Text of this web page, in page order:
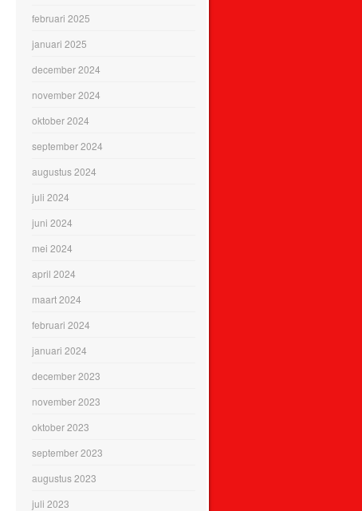
februari 2025
januari 2025
december 2024
november 2024
oktober 2024
september 2024
augustus 2024
juli 2024
juni 2024
mei 2024
april 2024
maart 2024
februari 2024
januari 2024
december 2023
november 2023
oktober 2023
september 2023
augustus 2023
juli 2023